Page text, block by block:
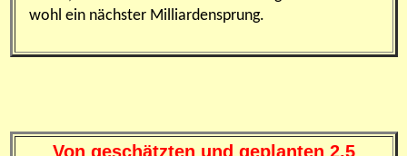
wohl ein nächster Milliardensprung.
Von geschätzten und geplanten 2,5